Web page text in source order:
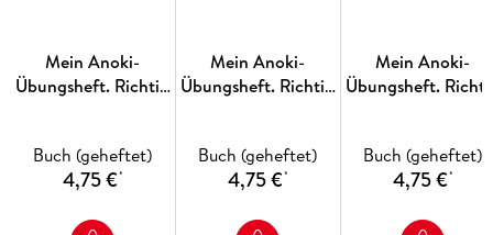
Mein Anoki-
Übungsheft. Richtig
Buch (geheftet)
4,75 €*
Mein Anoki-
Übungsheft. Richtig
Buch (geheftet)
4,75 €*
Mein Anoki-
Übungsheft.
Buch (geheftet)
4,75 €*